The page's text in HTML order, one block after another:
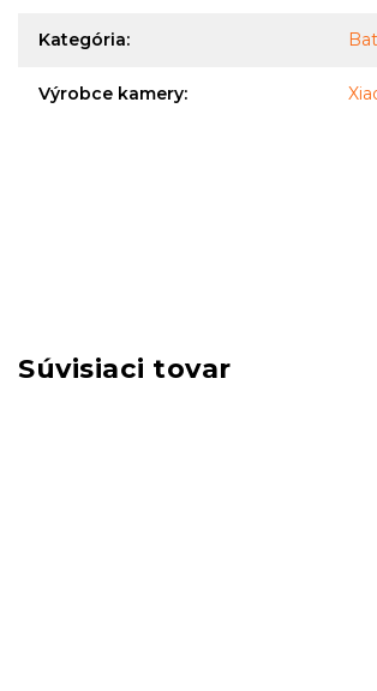
Kategória:
Výrobce kamery:
Súvisiaci tovar